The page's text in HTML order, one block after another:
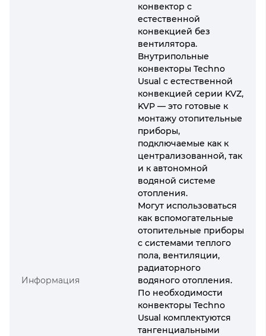
Информация
конвектор с
естественной
конвекцией без
вентилятора.
Внутрипольные
конвекторы Techno
Usual с естественной
конвекцией серии KVZ,
KVP — это готовые к
монтажу отопительные
приборы,
подключаемые как к
централизованной, так
и к автономной
водяной системе
отопления.
Могут использоваться
как вспомогательные
отопительные приборы
с системами теплого
пола, вентиляции,
радиаторного
водяного отопления.
По необходимости
конвекторы Techno
Usual комплектуются
тангенциальными